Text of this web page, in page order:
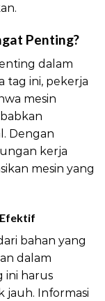
Penting?
dalam
tag ini, pekerja
mesin
Dengan
kerja
mesin yang
bahan yang
dalam
ini harus
jauh. Informasi